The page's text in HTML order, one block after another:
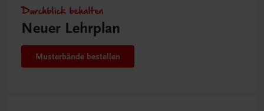
Durchblick behalten
Neuer Lehrplan
Musterbände bestellen